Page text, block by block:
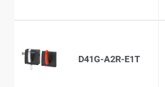
D41G-A2R-E1T